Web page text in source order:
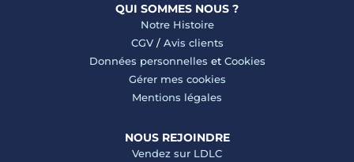
QUI SOMMES NOUS ?
Notre Histoire
CGV/ Avis clients
Données personnelles et Cookies
Gérer mes cookies
Mentions légales
NOUS REJOINDRE
Vendez sur LDLC